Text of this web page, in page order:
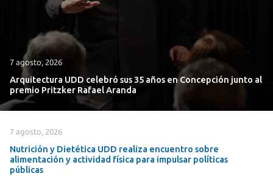
7 agosto, 2026
Arquitectura UDD celebró sus 35 años en Concepción junto al
premio Pritzker Rafael Aranda
7 agosto, 2026
Nutrición y Dietética UDD realiza encuentro sobre
alimentación y actividad física para impulsar políticas
públicas